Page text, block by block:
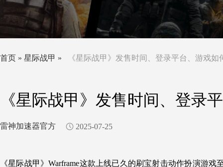
首页 » 星际战甲 » 《星际战甲》发售时间、登录平台、游戏如
《星际战甲》发售时间、登录
雷神加速器官方 2025-07-25
《星际战甲》Warframe这款上线已久的刷宝射击动作扮演游戏